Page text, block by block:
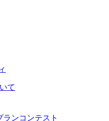
て
ンコンテスト